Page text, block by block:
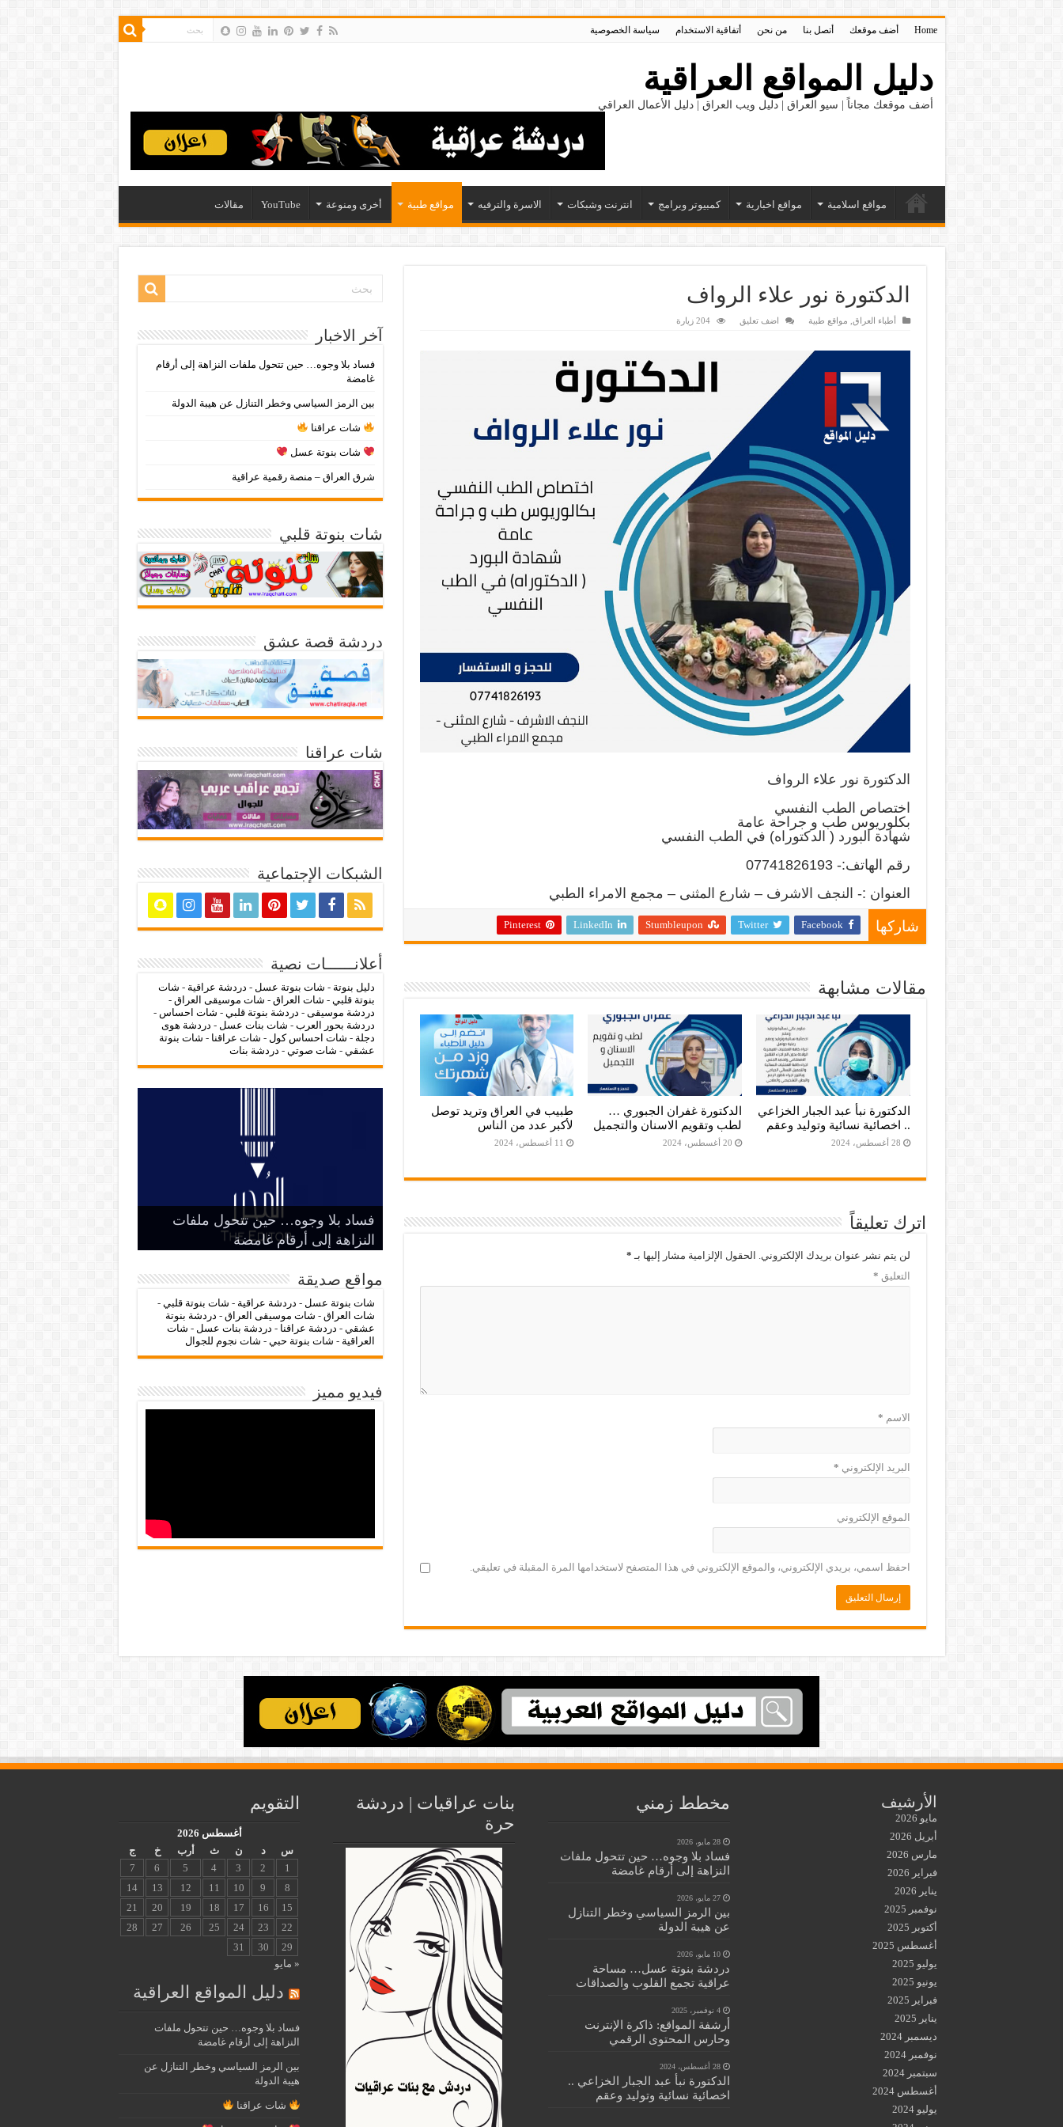
Home أضف موقعك أتصل بنا من نحن أتفاقية الاستخدام سياسة الخصوصية
دليل المواقع العراقية
أضف موقعك مجاناً | سيو العراق | دليل ويب العراق | دليل الأعمال العراقي
مواقع اسلامية مواقع اخبارية كمبيوتر وبرامج انترنت وشبكات الاسرة والترفيه مواقع طبية أخرى ومنوعة YouTube مقالات
الدكتورة نور علاء الرواف
أطباء العراق مواقع طبية اضف تعليق 204 زيارة
الدكتورة نور علاء الرواف
اختصاص الطب النفسي
بكلوريوس طب و جراحة عامة
شهادة البورد ( الدكتوراه) في الطب النفسي
رقم الهاتف:- 07741826193
العنوان :- النجف الاشرف – شارع المثنى – مجمع الامراء الطبي
شاركها Facebook
Twitter
Stumbleupon
LinkedIn
Pinterest
مقالات مشابهة
الدكتورة نبأ عبد الجبار الخزاعي
.. اخصائية نسائية وتوليد وعقم
28 أغسطس، 2024
الدكتورة غفران الجبوري …
لطب وتقويم الاسنان والتجميل
20 أغسطس، 2024
طبيب في العراق وتريد توصل
لأكبر عدد من الناس
11 أغسطس، 2024
اترك تعليقاً
لن يتم نشر عنوان بريدك الإلكتروني. الحقول الإلزامية مشار إليها بـ *
التعليق *
الاسم *
البريد الإلكتروني *
الموقع الإلكتروني
احفظ اسمي، بريدي الإلكتروني، والموقع الإلكتروني في هذا المتصفح لاستخدامها المرة المقبلة في تعليقي.
آخر الاخبار
فساد بلا وجوه… حين تتحول ملفات النزاهة إلى أرقام
غامضة
بين الرمز السياسي وخطر التنازل عن هيبة الدولة
شات عراقنا
شات بنوتة عسل
شرق العراق – منصة رقمية عراقية
شات بنوتة قلبي
دردشة قصة عشق
شات عراقنا
الشبكات الإجتماعية
أعلانــــــات نصية
دليل بنوتة - شات بنوتة عسل - دردشة عراقية - شات
بنوتة قلبي - شات العراق- شات موسيقى العراق -
دردشة موسيقى - دردشة بنوتة قلبي - شات احساس -
دردشة بحور العرب - شات بنات عسل - دردشة هوى
دجلة - شات احساس كول - شات عراقنا - شات بنوتة
عشقي - شات صوتي - دردشة بنات
فساد بلا وجوه… حين تتحول ملفات
النزاهة إلى أرقام غامضة
بين الرمز السياسي وخطر التنازل عن
هيبة الدولة
شات عراقنا
شات بنوتة عسل
‌‌‌LC Waikiki: عنوان التسوق عبر
الإنترنت لشراء الملابس الأنيقة
مواقع صديقة
شات بنوتة عسل - دردشة عراقية - شات بنوتة قلبي -
شات العراق- شات موسيقى العراق - دردشة بنوتة
عشقي - دردشة عراقنا - دردشة بنات عسل - شات
العراقية - شات بنوتة حبي - شات نجوم للجوال
فيديو مميز
الأرشيف
مايو 2026
أبريل 2026
مارس 2026
فبراير 2026
يناير 2026
نوفمبر 2025
أكتوبر 2025
أغسطس 2025
يوليو 2025
يونيو 2025
فبراير 2025
يناير 2025
ديسمبر 2024
نوفمبر 2024
سبتمبر 2024
أغسطس 2024
يوليو 2024
مخطط زمني
28 مايو، 2026
فساد بلا وجوه… حين تتحول ملفات
النزاهة إلى أرقام غامضة
27 مايو، 2026
بين الرمز السياسي وخطر التنازل
عن هيبة الدولة
10 مايو، 2026
دردشة بنوتة عسل… مساحة
عراقية تجمع القلوب والصداقات
4 نوفمبر، 2025
أرشفة المواقع: ذاكرة الإنترنت
وحارس المحتوى الرقمي
28 أغسطس، 2024
الدكتورة نبأ عبد الجبار الخزاعي ..
اخصائية نسائية وتوليد وعقم
بنات عراقيات | دردشة
حرة
التقويم
أغسطس 2026
س
د ن ث أرب خ
ج
1
2
3
4
5
6
7
8
9
10
11
12
13
14
15
16
17
18
19
20
21
22
23
24
25
26
27
28
29
30
31
« مايو
دليل المواقع العراقية
فساد بلا وجوه… حين تتحول ملفات
النزاهة إلى أرقام غامضة
بين الرمز السياسي وخطر التنازل عن
هيبة الدولة
شات عراقنا